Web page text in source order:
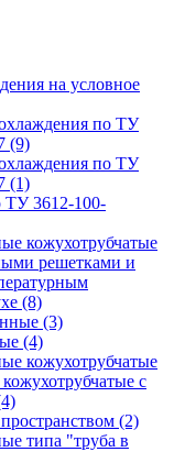
на условное
по ТУ
(9)
по ТУ
(1)
ТУ 3612-100-
кожухотрубчатые
решетками и
(8)
(3)
(4)
кожухотрубчатые
с
(2)
типа "труба в